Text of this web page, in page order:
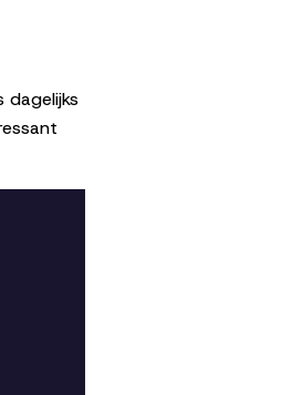
dagelijks